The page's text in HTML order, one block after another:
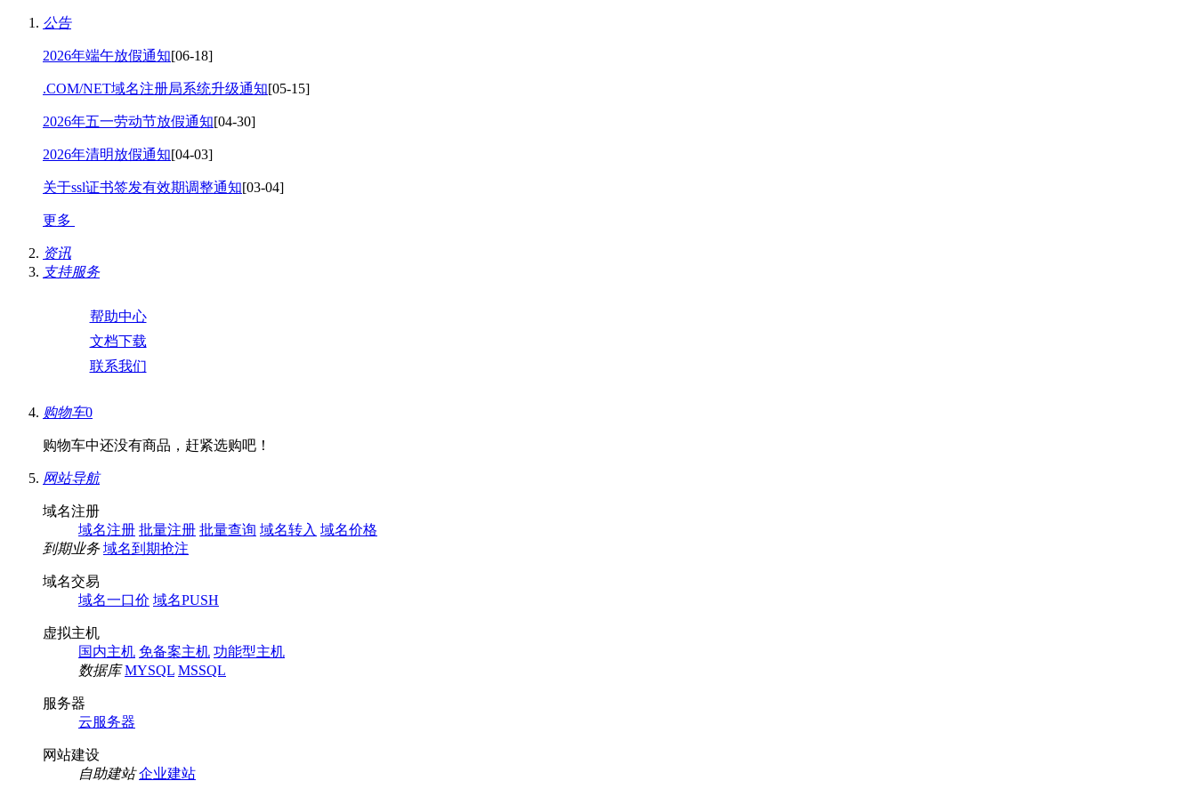
公告
2026年端午放假通知[06-18]
.COM/NET域名注册局系统升级通知[05-15]
2026年五一劳动节放假通知[04-30]
2026年清明放假通知[04-03]
关于ssl证书签发有效期调整通知[03-04]
更多
资讯
支持服务
帮助中心
文档下载
联系我们
购物车0
购物车中还没有商品，赶紧选购吧！
网站导航
域名注册
域名注册 批量注册 批量查询 域名转入 域名价格
到期业务 域名到期抢注
域名交易
域名一口价 域名PUSH
虚拟主机
国内主机 免备案主机 功能型主机
数据库 MYSQL MSSQL
服务器
云服务器
网站建设
自助建站 企业建站